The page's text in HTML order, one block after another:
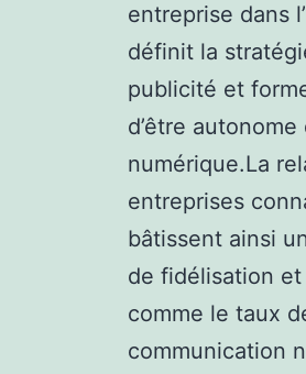
entreprise dans
définit la
publicité et
d’être
numérique.La
entreprises
bâtissent ainsi
de fidélisation
comme le taux
communication